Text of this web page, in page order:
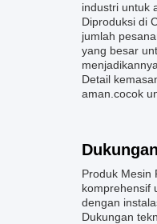
industri untuk
Diproduksi di
jumlah
yang besar
Detail
aman.cocok
Produk Mesin
komprehensif
dengan
Dukungan